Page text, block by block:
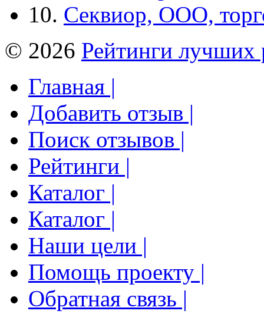
10. Секвиор, ООО,
© 2026 Рейтинги лучших
Главная |
Добавить отзыв |
Поиск отзывов |
Рейтинги |
Каталог |
Каталог |
Наши цели |
Помощь проекту |
Обратная связь |